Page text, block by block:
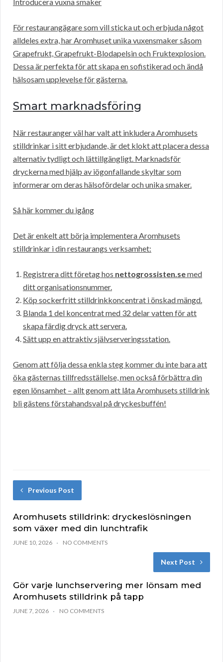
För restaurangägare som vill sticka ut och erbjuda något
alldeles extra, har Aromhuset unika vuxensmaker såsom
Grapefrukt, Grapefrukt-Blodapelsin och Fruktexplosion.
Dessa är perfekta för att skapa en sofistikerad och ändå
hälsosam upplevelse för gästerna.
Smart marknadsföring
När restauranger väl har valt att inkludera Aromhusets
stilldrinkar i sitt erbjudande, är det klokt att placera dessa
alternativ tydligt och lättillgängligt. Marknadsför
dryckerna med hjälp av iögonfallande skyltar som
informerar om deras hälsofördelar och unika smaker.
Så här kommer du igång
Det är enkelt att börja implementera Aromhusets
stilldrinkar i din restaurangs verksamhet:
Registrera ditt företag hos nettogrossisten.semed
ditt organisationsnummer.
Köp sockerfritt stilldrinkkoncentrat i önskad mängd.
Blanda 1 del koncentrat med 32 delar vatten för att
skapa färdig dryck att servera.
Sätt upp en attraktiv självserveringsstation.
Genom att följa dessa enkla steg kommer du inte bara att
öka gästernas tillfredsställelse, men också förbättra din
egen lönsamhet – allt genom att låta Aromhusets stilldrink
bli gästens förstahandsval på dryckesbuffén!
Previous Post
Aromhusets stilldrink: dryckeslösningen
som växer med din lunchtrafik
JUNE 10, 2026 NO COMMENTS
Next Post
Gör varje lunchservering mer lönsam med
Aromhusets stilldrink på tapp
JUNE 7, 2026 NO COMMENTS